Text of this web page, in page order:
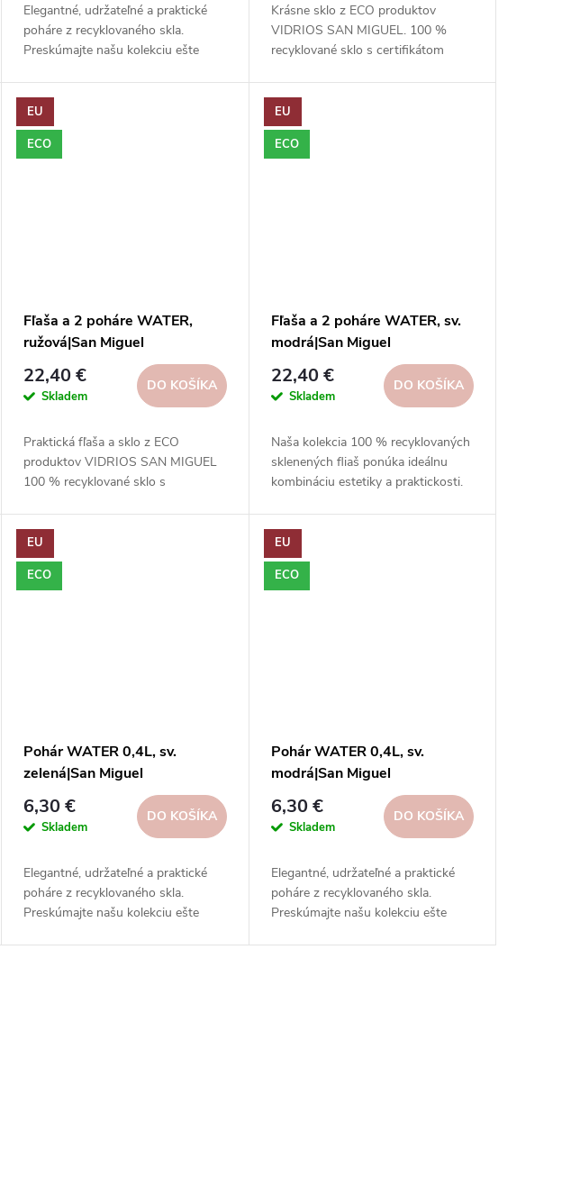
Elegantné, udržateľné a praktické
poháre z recyklovaného skla.
Preskúmajte našu kolekciu ešte
Krásne sklo z ECO produktov
VIDRIOS SAN MIGUEL. 100 %
recyklované sklo s certifikátom
EU
ECO
Fľaša a 2 poháre WATER,
ružová|San Miguel
22,40 €
Skladem
DO KOŠÍKA
Praktická fľaša a sklo z ECO
produktov VIDRIOS SAN MIGUEL
100 % recyklované sklo s
EU
ECO
Fľaša a 2 poháre WATER, sv.
modrá|San Miguel
22,40 €
Skladem
DO KOŠÍKA
Naša kolekcia 100 % recyklovaných
sklenených fliaš ponúka ideálnu
kombináciu estetiky a praktickosti.
EU
ECO
Pohár WATER 0,4L, sv.
zelená|San Miguel
6,30 €
Skladem
DO KOŠÍKA
Elegantné, udržateľné a praktické
poháre z recyklovaného skla.
Preskúmajte našu kolekciu ešte
EU
ECO
Pohár WATER 0,4L, sv.
modrá|San Miguel
6,30 €
Skladem
DO KOŠÍKA
Elegantné, udržateľné a praktické
poháre z recyklovaného skla.
Preskúmajte našu kolekciu ešte